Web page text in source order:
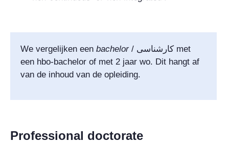
We vergelijken een bachelor/ کارشناسی met
een hbo-bachelor of met 2 jaar wo. Dit hangt af
van de inhoud van de opleiding.
Professional doctorate